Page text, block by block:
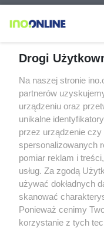
Drogi
Na naszej stronie
partnerów
urządzeniu oraz
unikalne
przez urządzenie czy
spersonalizowanych
pomiar reklam i
usług. Za zgodą
używać dokładnych
skanować
Ponieważ cenimy
korzystanie z tych